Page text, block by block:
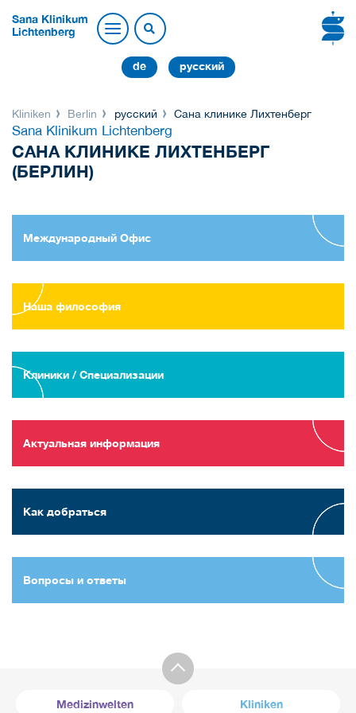
Sana Klinikum
Lichtenberg
de русский
Kliniken Berlin русский Сана клинике Лихтенберг
Sana Klinikum Lichtenberg
САНА КЛИНИКЕ ЛИХТЕНБЕРГ
(БЕРЛИН)
Международный Oфис
Наша философия
Клиники / Специализации
Актуальная информация
Как добраться
Вопросы и ответы
Medizinwelten Kliniken